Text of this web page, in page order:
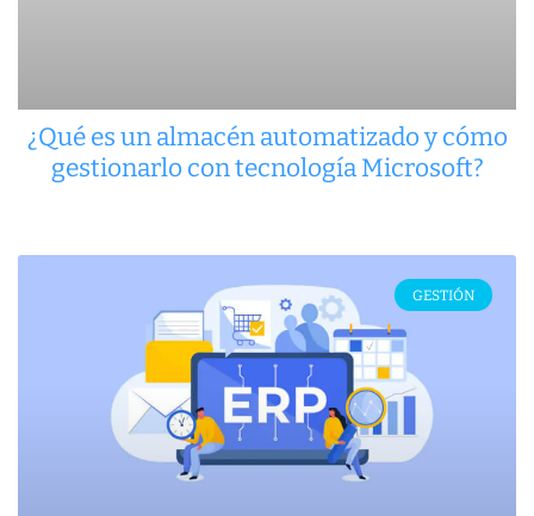
¿Qué es un almacén automatizado y cómo
gestionarlo con tecnología Microsoft?
GESTIÓN